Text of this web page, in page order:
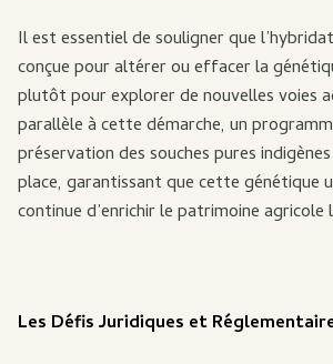
Il est essentiel de souligner que
conçue pour altérer ou effacer la
plutôt pour explorer de nouvelles voies
parallèle à cette démarche, un
préservation des souches pures
place, garantissant que cette génétique
continue d’enrichir le patrimoine agricole
Les Défis Juridiques et